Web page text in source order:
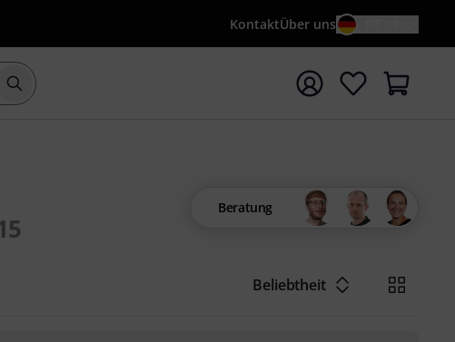
KontaktÜber uns
Suche mit Suchwort {searchTerm} starten
Beratung
Beliebtheit